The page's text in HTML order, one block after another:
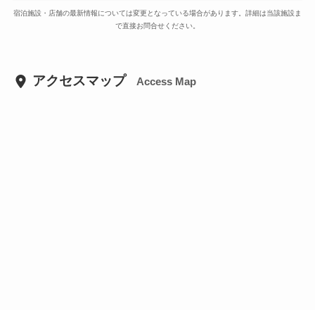
宿泊施設・店舗の最新情報については変更となっている場合があります。詳細は当該施設ま
で直接お問合せください。
アクセスマップ Access Map